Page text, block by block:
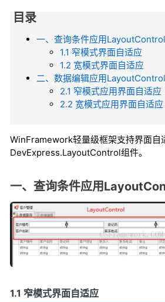
目录
一、查询条件应用
1.1 窄模式界面自适应
1.2 宽模式界面自适应
二、数据编辑应用
2.1 窄模式应用界面自适应
2.2 宽模式应用界面自适应
WinFramework轻量级框架支持界面自
DevExpress.LayoutControl组件。
一、查询条件应用
1.1 窄模式界面自适应